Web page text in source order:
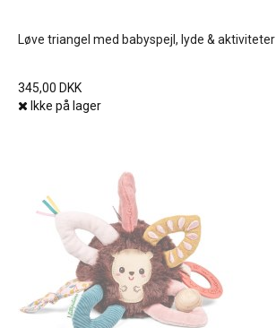
Løve triangel med babyspejl, lyde & aktiviteter
345,00 DKK
Ikke på lager